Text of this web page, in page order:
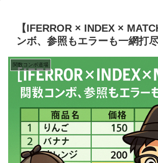
【IFERROR × INDEX ×
ンボ、参照もエラーも一網打尽
関数コンボ道場